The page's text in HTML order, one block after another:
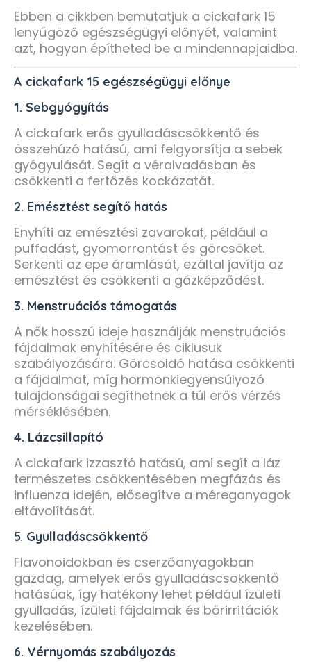
Ebben a cikkben bemutatjuk a cickafark 15
lenyűgöző egészségügyi előnyét, valamint
azt, hogyan építheted be a mindennapjaidba.
A cickafark 15 egészségügyi előnye
1. Sebgyógyítás
A cickafark erős gyulladáscsökkentő és
összehúzó hatású, ami felgyorsítja a sebek
gyógyulását. Segít a véralvadásban és
csökkenti a fertőzés kockázatát.
2. Emésztést segítő hatás
Enyhíti az emésztési zavarokat, például a
puffadást, gyomorrontást és görcsöket.
Serkenti az epe áramlását, ezáltal javítja az
emésztést és csökkenti a gázképződést.
3. Menstruációs támogatás
A nők hosszú ideje használják menstruációs
fájdalmak enyhítésére és ciklusuk
szabályozására. Görcsoldó hatása csökkenti
a fájdalmat, míg hormonkiegyensúlyozó
tulajdonságai segíthetnek a túl erős vérzés
mérséklésében.
4. Lázcsillapító
A cickafark izzasztó hatású, ami segít a láz
természetes csökkentésében megfázás és
influenza idején, elősegítve a méreganyagok
eltávolítását.
5. Gyulladáscsökkentő
Flavonoidokban és cserzőanyagokban
gazdag, amelyek erős gyulladáscsökkentő
hatásúak, így hatékony lehet például ízületi
gyulladás, ízületi fájdalmak és bőrirritációk
kezelésében.
6. Vérnyomás szabályozás